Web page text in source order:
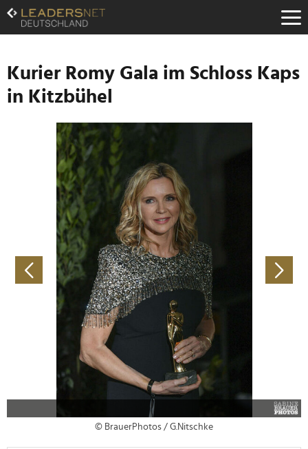
Zum
Inhalt
Zur
Navigation
Zur
Hauptnavigation
Kurier Romy Gala im Schloss Kaps
in Kitzbühel
© BrauerPhotos / G.Nitschke